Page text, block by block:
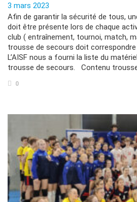
3 mars 2023
Afin de garantir la sécurité de tous,
doit être présente lors de chaque
club ( entraînement, tournoi, match,
trousse de secours doit
L’AISF nous a fourni la liste du
trousse de secours. Contenu
0